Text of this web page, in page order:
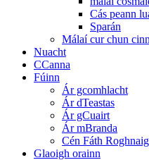
Cás peann
Sparán
Málaí cur chun cinn
Nuacht
CCanna
Fúinn
Ár gcomhlacht
Ár dTeastas
Ár gCuairt
Ár mBranda
Cén Fáth
Glaoigh orainn